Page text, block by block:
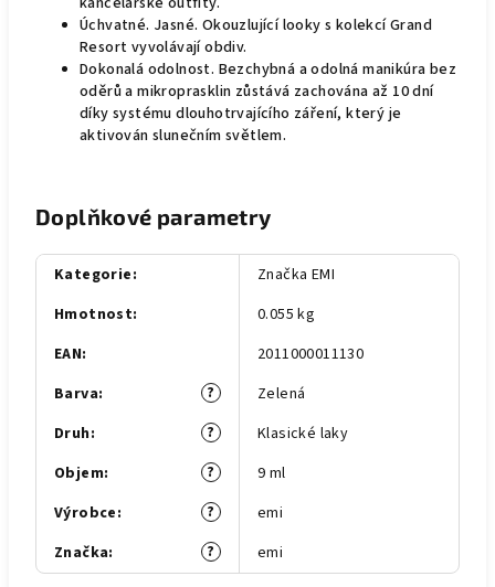
Úchvatné. Jasné. Okouzlující looky s kolekcí Grand
Resort vyvolávají obdiv.
Dokonalá odolnost. Bezchybná a odolná manikúra bez
oděrů a mikroprasklin zůstává zachována až 10 dní
díky systému dlouhotrvajícího záření, který je
aktivován slunečním světlem.
Doplňkové parametry
Kategorie:
Značka EMI
Hmotnost:
0.055 kg
EAN:
2011000011130
?
Barva:
Zelená
?
Druh:
Klasické laky
?
Objem:
9 ml
?
Výrobce:
emi
?
Značka: emi